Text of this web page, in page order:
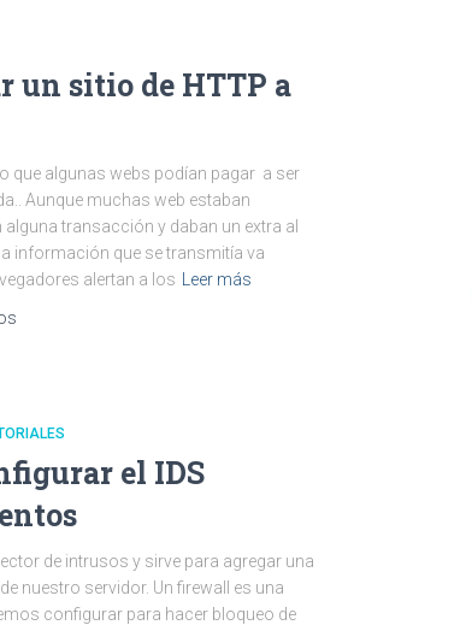
un sitio de HTTP a
que algunas webs podían pagar a ser
Aunque muchas web estaban
transacción y daban un extra al
información que se transmitía va
alertan a los
Leer más
el IDS
de intrusos y sirve para agregar una
nuestro servidor. Un firewall es una
configurar para hacer bloqueo de